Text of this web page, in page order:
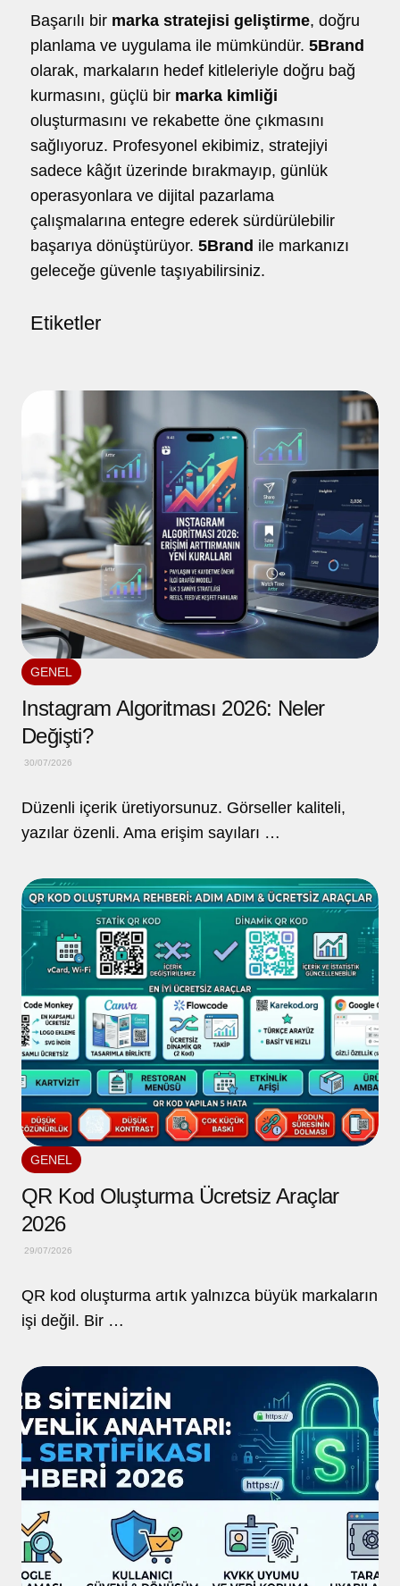
Başarılı bir marka stratejisi geliştirme, doğru
planlama ve uygulama ile mümkündür. 5Brand
olarak, markaların hedef kitleleriyle doğru bağ
kurmasını, güçlü bir marka kimliği
oluşturmasını ve rekabette öne çıkmasını
sağlıyoruz. Profesyonel ekibimiz, stratejiyi
sadece kâğıt üzerinde bırakmayıp, günlük
operasyonlara ve dijital pazarlama
çalışmalarına entegre ederek sürdürülebilir
başarıya dönüştürüyor. 5Brand ile markanızı
geleceğe güvenle taşıyabilirsiniz.
Etiketler
GENEL
Instagram Algoritması 2026: Neler
Değişti?
30/07/2026
Düzenli içerik üretiyorsunuz. Görseller kaliteli,
yazılar özenli. Ama erişim sayıları …
GENEL
QR Kod Oluşturma Ücretsiz Araçlar
2026
29/07/2026
QR kod oluşturma artık yalnızca büyük markaların
işi değil. Bir …